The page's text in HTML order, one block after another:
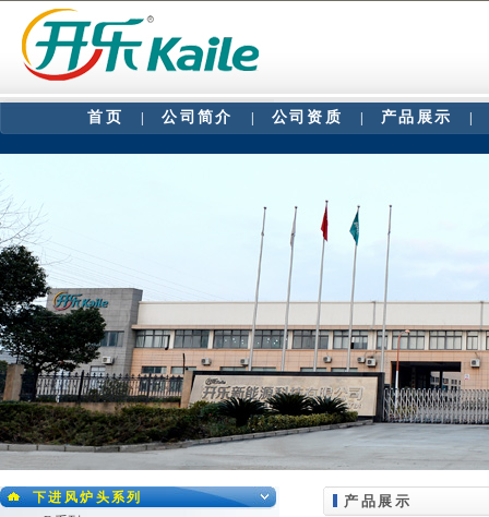
首页 |公司简介 公司资质 产品展示
下进风炉头系列
产品展示